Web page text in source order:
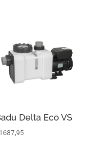
Delta Eco VS
1687,95